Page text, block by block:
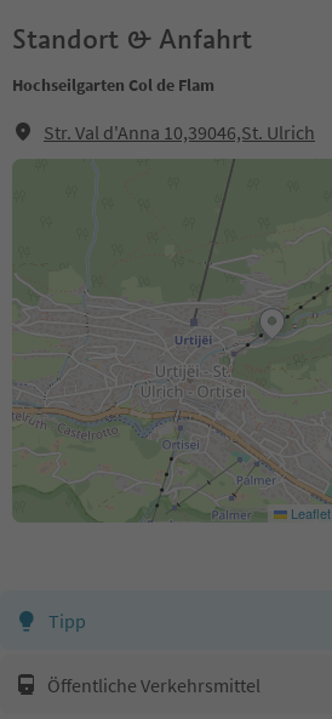
Standort & Anfahrt
Hochseilgarten Col de Flam
Str. Val d'Anna 10,39046,St. Ulrich
Leaflet
Tipp
Öffentliche Verkehrsmittel